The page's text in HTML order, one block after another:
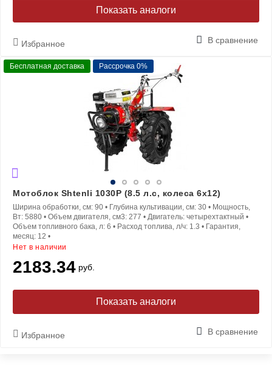
Показать аналоги
Избранное В сравнение
Бесплатная доставка Рассрочка 0%
Мотоблок Shtenli 1030P (8.5 л.с, колеса 6x12)
Ширина обработки, см: 90 • Глубина культивации, см: 30 • Мощность,
Вт: 5880 • Объем двигателя, см3: 277 • Двигатель: четырехтактный •
Объем топливного бака, л: 6 • Расход топлива, л/ч: 1.3 • Гарантия,
месяц: 12 •
Нет в наличии
2183.34 руб.
Показать аналоги
Избранное В сравнение